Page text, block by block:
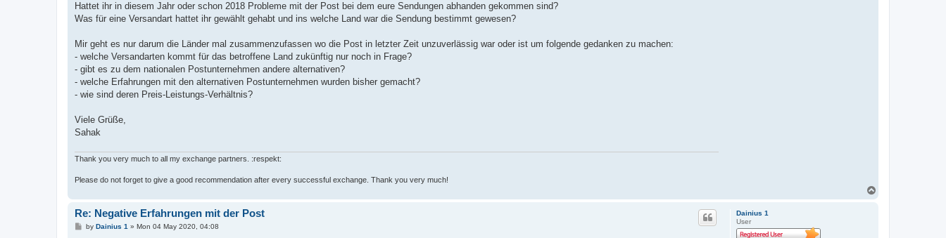
Hattet ihr in diesem Jahr oder schon 2018 Probleme mit der Post bei dem eure Sendungen abhanden gekommen sind?
Was für eine Versandart hattet ihr gewählt gehabt und ins welche Land war die Sendung bestimmt gewesen?
Mir geht es nur darum die Länder mal zusammenzufassen wo die Post in letzter Zeit unzuverlässig war oder ist um folgende gedanken zu machen:
- welche Versandarten kommt für das betroffene Land zukünftig nur noch in Frage?
- gibt es zu dem nationalen Postunternehmen andere alternativen?
- welche Erfahrungen mit den alternativen Postunternehmen wurden bisher gemacht?
- wie sind deren Preis-Leistungs-Verhältnis?
Viele Grüße,
Sahak
Thank you very much to all my exchange partners. :respekt:
Please do not forget to give a good recommendation after every successful exchange. Thank you very much!
Dainius 1
User
Re: Negative Erfahrungen mit der Post
Pby Dainius 1» Mon 04 May 2020, 04:08